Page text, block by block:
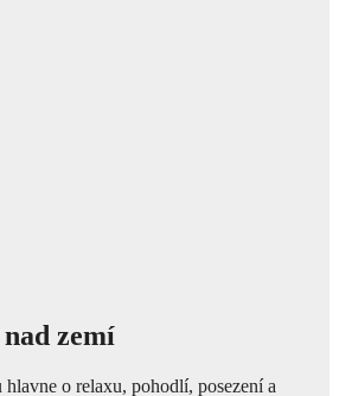
zemí
o relaxu, pohodlí, posezení a